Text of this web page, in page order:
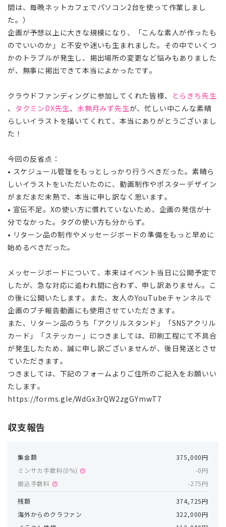
間は、毎晩ネットカフェでパソコン2台を使って作業しまし
た。）
企画が予想以上に大きな規模になり、「こんな素人が作ったも
のでいいのか」と不安や迷いも生まれました。その中でいくつ
かのトラブルが発生し、掲出場所の変更など悩みもありました
が、無事に掲出できて本当によかったです。
クラウドファンディングに参加してくれた皆様、
とらきち先生
、 タクミンDX先生、水無月みず先生が、忙しい中こんな素晴
らしいイラストを描いてくれて、本当にありがとうございまし
た！
今回の反省点：
• スケジュール管理をもっとしっかり行うべきだった。素晴ら
しいイラストをいただいたのに、動画制作やポスターデザイン
がまだまだ未熟で、本当に申し訳なく思います。
• 宣伝不足。Xの使い方に慣れていないため、企画の発信が十
分でなかった。タグの使い方も分からず。
• リターン品の制作やメッセージボードの準備をもっと早めに
始めるべきだった。
メッセージボードについて、本来はイベント当日に公開予定で
したが、急な対応に追われ間に合わず、申し訳ありません。こ
の後に公開いたします。また、友人のYouTubeチャンネルで
企画のブチ報告動画にも使用させていただきます。
また、リターン品のうち「アクリルスタンド」「SNSアクリル
カード」「ステッカー」につきましては、印刷工程にて不具合
が発生したため、誠に申し訳ございませんが、後日発送とさせ
ていただきます。
つきましては、下記のフォームよりご住所のご記入をお願いい
たします。
https://forms.gle/WdGx3rQW2zgGYmwT7
収支報告
集金額
375,000円
ミンサカ手数料(0%) help
-0円
振込手数料 help -275円
残額
374,725円
海外からのクラファン
322,000円